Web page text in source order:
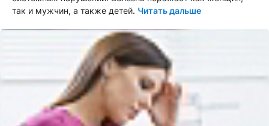
так и мужчин, а также детей. Читать дальше